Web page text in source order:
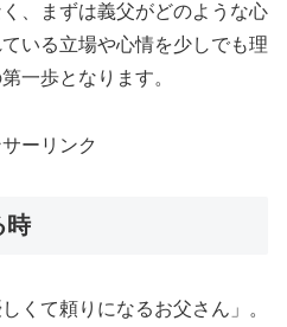
、まずは義父がどのような心
いる立場や心情を少しでも理
一歩となります。
ーリンク
時
くて頼りになるお父さん」。